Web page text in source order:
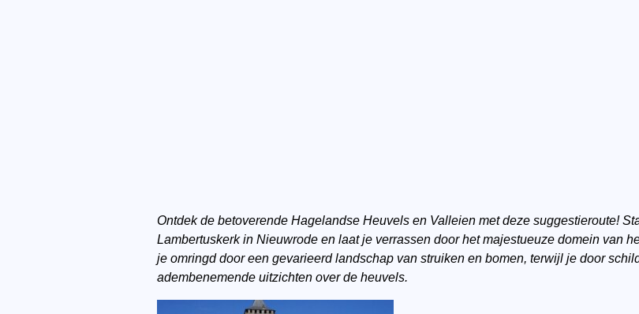
Ontdek de betoverende Hagelandse Heuvels en Valleien met deze suggestieroute!
Lambertuskerk in Nieuwrode en laat je verrassen door het majestueuze domein van
je omringd door een gevarieerd landschap van struiken en bomen, terwijl je door
adembenemende uitzichten over de heuvels.